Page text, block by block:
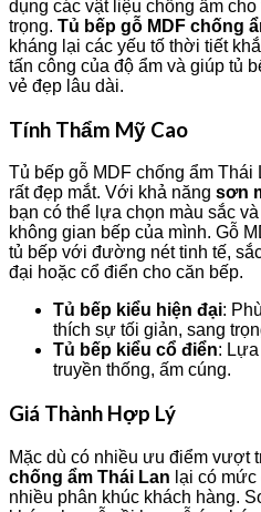
dụng các vật liệu chống ẩm
trọng. Tủ bếp gỗ MDF chống
kháng lại các yếu tố thời tiết
tấn công của độ ẩm và giúp tủ
vẻ đẹp lâu dài.
Tính Thẩm Mỹ Cao
Tủ bếp gỗ MDF chống ẩm Thái
rất đẹp mắt. Với khả năng sơn
bạn có thể lựa chọn màu sắc
không gian bếp của mình. Gỗ
tủ bếp với đường nét tinh tế,
đại hoặc cổ điển cho căn bếp.
Tủ bếp kiểu hiện đại:
thích sự tối giản, sang
Tủ bếp kiểu cổ điển:
truyền thống, ấm cúng.
Giá Thành Hợp Lý
Mặc dù có nhiều ưu điểm vượt
chống ẩm Thái Lan lại có
nhiều phân khúc khách hàng.